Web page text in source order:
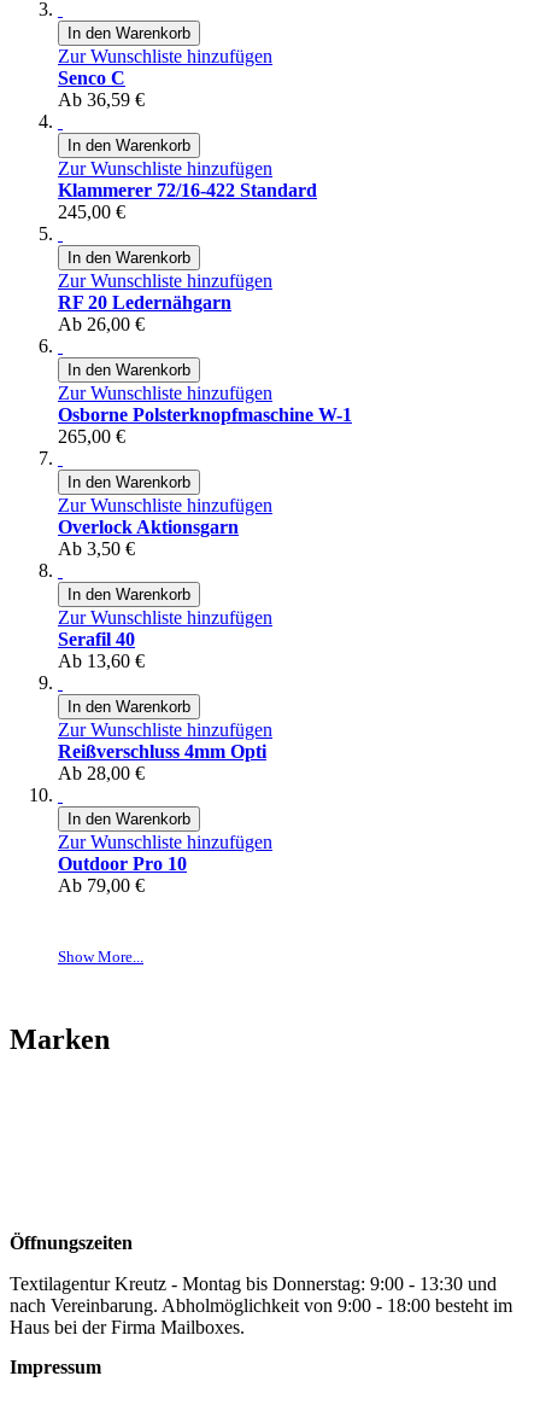
In den Warenkorb
Zur Wunschliste hinzufügen
Senco C
Ab 36,59 €
In den Warenkorb
Zur Wunschliste hinzufügen
Klammerer 72/16-422 Standard
245,00 €
In den Warenkorb
Zur Wunschliste hinzufügen
RF 20 Ledernähgarn
Ab 26,00 €
In den Warenkorb
Zur Wunschliste hinzufügen
Osborne Polsterknopfmaschine W-1
265,00 €
In den Warenkorb
Zur Wunschliste hinzufügen
Overlock Aktionsgarn
Ab 3,50 €
In den Warenkorb
Zur Wunschliste hinzufügen
Serafil 40
Ab 13,60 €
In den Warenkorb
Zur Wunschliste hinzufügen
Reißverschluss 4mm Opti
Ab 28,00 €
In den Warenkorb
Zur Wunschliste hinzufügen
Outdoor Pro 10
Ab 79,00 €
Show More...
Marken
Öffnungszeiten
Textilagentur Kreutz - Montag bis Donnerstag: 9:00 - 13:30 und
nach Vereinbarung. Abholmöglichkeit von 9:00 - 18:00 besteht im
Haus bei der Firma Mailboxes.
Impressum